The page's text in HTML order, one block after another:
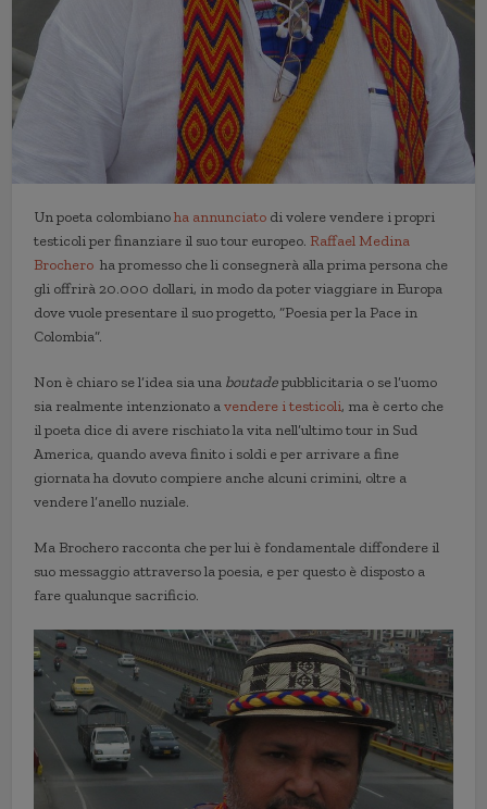
Un poeta colombianoha annunciato di volere vendere i propri
testicoli per finanziare il suo tour europeo. Raffael Medina
Brochero ha promesso che li consegnerà alla prima persona che
gli offrirà 20.000 dollari, in modo da poter viaggiare in Europa
dove vuole presentare il suo progetto, “Poesia per la Pace in
Colombia”.
Non è chiaro se l’idea sia una boutadepubblicitaria o se l’uomo
sia realmente intenzionato avendere i testicoli, ma è certo che
il poeta dice di avere rischiato la vita nell’ultimo tour in Sud
America, quando aveva finito i soldi e per arrivare a fine
giornata ha dovuto compiere anche alcuni crimini, oltre a
vendere l’anello nuziale.
Ma Brochero racconta che per lui è fondamentale diffondere il
suo messaggio attraverso la poesia, e per questo è disposto a
fare qualunque sacrificio.